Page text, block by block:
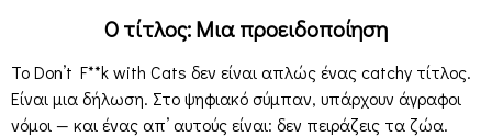
Ο τίτλος: Μια προειδοποίηση
Το Don’t F**k with Cats δεν είναι απλώς ένας catchy τίτλος.
Είναι μια δήλωση. Στο ψηφιακό σύμπαν, υπάρχουν άγραφοι
νόμοι — και ένας απ’ αυτούς είναι: δεν πειράζεις τα ζώα.